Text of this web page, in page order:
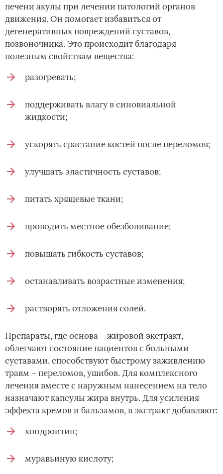
печени акулы при лечении патологий органов
движения. Он помогает избавиться от
дегенеративных повреждений суставов,
позвоночника. Это происходит благодаря
полезным свойствам вещества:
разогревать;
поддерживать влагу в синовиальной
жидкости;
ускорять срастание костей после переломов;
улучшать эластичность суставов;
питать хрящевые ткани;
проводить местное обезболивание;
повышать гибкость суставов;
останавливать возрастные изменения;
растворять отложения солей.
Препараты, где основа – жировой экстракт,
облегчают состояние пациентов с больными
суставами, способствуют быстрому заживлению
травм – переломов, ушибов. Для комплексного
лечения вместе с наружным нанесением на тело
назначают капсулы жира внутрь. Для усиления
эффекта кремов и бальзамов, в экстракт добавляют:
хондроитин;
муравьиную кислоту;